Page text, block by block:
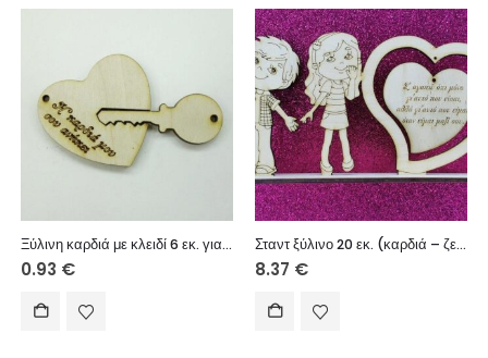
Ξύλινη καρδιά με κλειδί 6 εκ. για διπλό μπρελόκ
0.93 €
Σταντ ξύλινο 20 εκ. (καρδιά – ζευγάρι)
8.37 €